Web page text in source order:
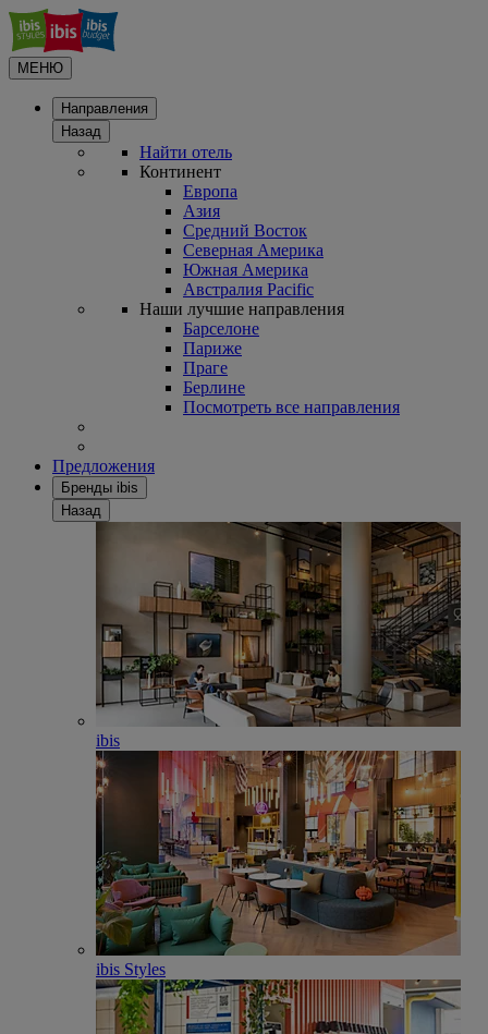
МЕНЮ
Направления
Назад
Найти отель
Континент
Европа
Азия
Средний Восток
Северная Америка
Южная Америка
Австралия Pacific
Наши лучшие направления
Барселоне
Париже
Праге
Берлине
Посмотреть все направления
Предложения
Бренды ibis
Назад
ibis
ibis Styles